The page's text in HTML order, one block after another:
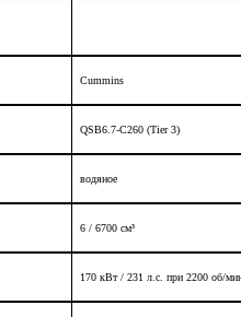
Cummins
QSB6.7-C260 (Tier3)
водяное
6 / 6700 см³
170 кВт / 231 л.с. при 2200 об/